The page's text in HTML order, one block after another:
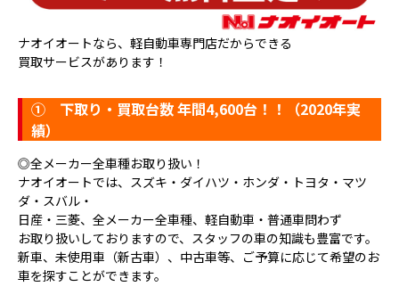
ナオイオートなら、軽自動車専門店だからできる
買取サービスがあります！
① 下取り・買取台数 年間4,600台！！（2020年実
績）
◎全メーカー全車種お取り扱い！
ナオイオートでは、スズキ・ダイハツ・ホンダ・トヨタ・マツ
ダ・スバル・
日産・三菱、全メーカー全車種、軽自動車・普通車問わず
お取り扱いしておりますので、スタッフの車の知識も豊富です。
新車、未使用車（新古車）、中古車等、ご予算に応じて希望のお
車を探すことができます。